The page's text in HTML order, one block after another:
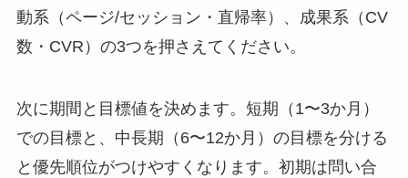
動系（ページ/セッション・直帰率）、成果系（CV
数・CVR）の3つを押さえてください。
次に期間と目標値を決めます。短期（1〜3か月）
での目標と、中長期（6〜12か月）の目標を分ける
と優先順位がつけやすくなります。初期は問い合